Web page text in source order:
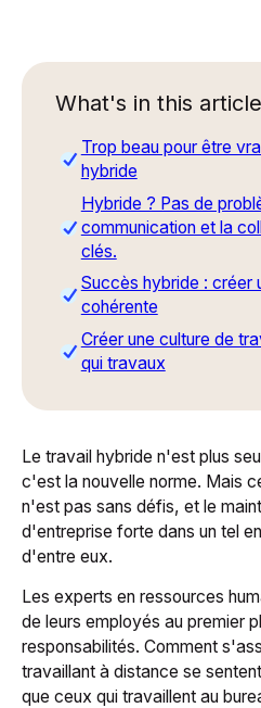
What's in this article
Trop beau pour être
hybride
Hybride ? Pas de
communication et la
clés.
Succès hybride : créer
cohérente
Créer une culture de
qui travaux
Le travail hybride n'est plus
c'est la nouvelle norme. Mais
n'est pas sans défis, et le
d'entreprise forte dans un tel
d'entre eux.
Les experts en ressources
de leurs employés au premier
responsabilités. Comment
travaillant à distance se
que ceux qui travaillent au